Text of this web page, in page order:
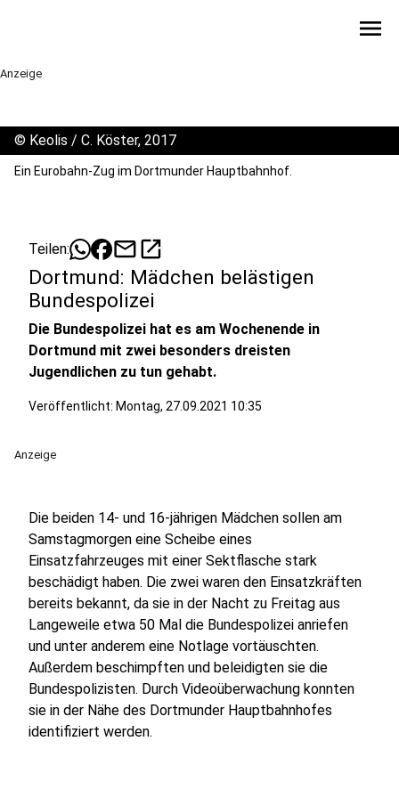
menu
Anzeige
© Keolis / C. Köster, 2017
Ein Eurobahn-Zug im Dortmunder Hauptbahnhof.
Teilen: mailopen_in_new
Dortmund: Mädchen belästigen
Bundespolizei
Die Bundespolizei hat es am Wochenende in
Dortmund mit zwei besonders dreisten
Jugendlichen zu tun gehabt.
Veröffentlicht: Montag, 27.09.2021 10:35
Anzeige
Die beiden 14- und 16-jährigen Mädchen sollen am
Samstagmorgen eine Scheibe eines
Einsatzfahrzeuges mit einer Sektflasche stark
beschädigt haben. Die zwei waren den Einsatzkräften
bereits bekannt, da sie in der Nacht zu Freitag aus
Langeweile etwa 50 Mal die Bundespolizei anriefen
und unter anderem eine Notlage vortäuschten.
Außerdem beschimpften und beleidigten sie die
Bundespolizisten. Durch Videoüberwachung konnten
sie in der Nähe des Dortmunder Hauptbahnhofes
identifiziert werden.